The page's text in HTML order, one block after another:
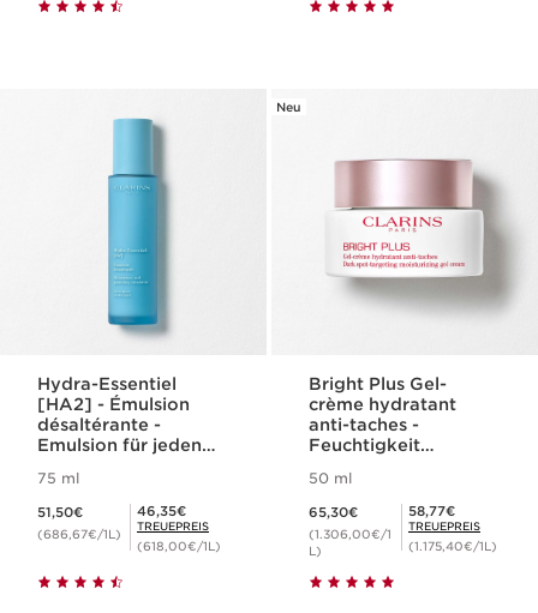
Hydra-Essentiel
[HA2] - Émulsion
désaltérante -
Emulsion für jeden
75 ml
51,50€
(686,67€/1L)
Mitgliederpreis 46,35€
46,35€
TREUEPREIS
(618,00€/1L)
Neu
Bright Plus Gel-
crème hydratant
anti-taches -
Feuchtigkeit
Creme bei
Pigmentflecken
50 ml
65,30€
(1.306,00€/1
L)
Mitgliederpreis 58,77€
58,77€
TREUEPREIS
(1.175,40€/1L)